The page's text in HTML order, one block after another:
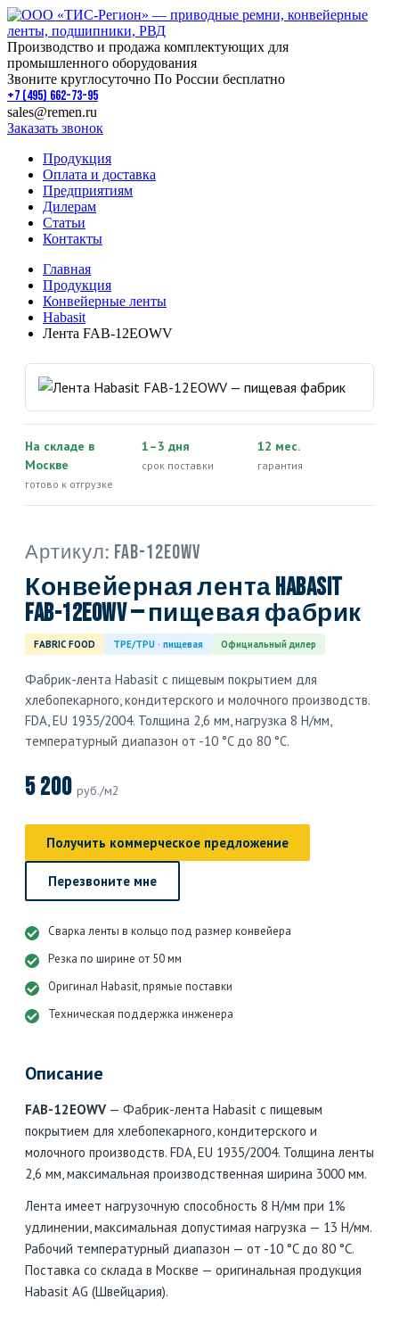
Производство и продажа комплектующих для
промышленного оборудования
Звоните круглосуточно По России бесплатно
+7 (495) 662-73-95
sales@remen.ru
Заказать звонок
Продукция
Оплата и доставка
Предприятиям
Дилерам
Статьи
Контакты
Главная
Продукция
Конвейерные ленты
Habasit
Лента FAB-12EOWV
На складе в
Москве
готово к отгрузке
1–3 дня
срок поставки
12 мес.
гарантия
Артикул: FAB-12EOWV
Конвейерная лента Habasit
FAB-12EOWV — пищевая фабрик
FABRIC FOOD TPE/TPU · пищевая Официальный дилер
Фабрик-лента Habasit с пищевым покрытием для
хлебопекарного, кондитерского и молочного производств.
FDA, EU 1935/2004. Толщина 2,6 мм, нагрузка 8 Н/мм,
температурный диапазон от -10 °C до 80 °C.
5 200 руб./м2
Получить коммерческое предложение
Перезвоните мне
Сварка ленты в кольцо под размер конвейера
Резка по ширине от 50 мм
Оригинал Habasit, прямые поставки
Техническая поддержка инженера
Описание
FAB-12EOWV — Фабрик-лента Habasit с пищевым
покрытием для хлебопекарного, кондитерского и
молочного производств. FDA, EU 1935/2004. Толщина ленты
2,6 мм, максимальная производственная ширина 3000 мм.
Лента имеет нагрузочную способность 8 Н/мм при 1%
удлинении, максимальная допустимая нагрузка — 13 Н/мм.
Рабочий температурный диапазон — от -10 °C до 80 °C.
Поставка со склада в Москве — оригинальная продукция
Habasit AG (Швейцария).